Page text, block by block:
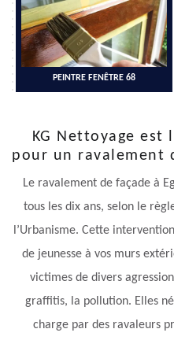
PEINTRE FENÊTRE 68
KG Nettoyage
pour un ravalement
Le ravalement de façade à
tous les dix ans, selon le
l’Urbanisme. Cette
de jeunesse à vos murs
victimes de divers
graffitis, la pollution. Elles
charge par des ravaleurs